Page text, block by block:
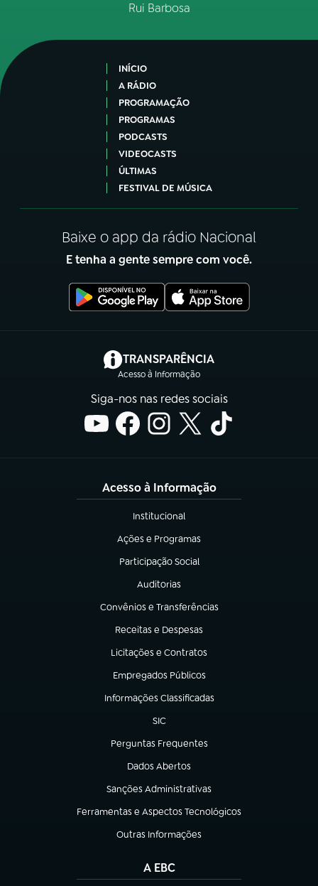
Rui Barbosa
INÍCIO
A RÁDIO
PROGRAMAÇÃO
PROGRAMAS
PODCASTS
VIDEOCASTS
ÚLTIMAS
FESTIVAL DE MÚSICA
Baixe o app da rádio Nacional
E tenha a gente sempre com você.
TRANSPARÊNCIA
Acesso à Informação
(abre em nova aba)
Siga-nos nas redes sociais
Acesso à Informação
Institucional
(abre em nova aba)
Ações e Programas
(abre em nova aba)
Participação Social
(abre em nova aba)
Auditorias
(abre em nova aba)
Convênios e Transferências
(abre em nova aba)
Receitas e Despesas
(abre em nova aba)
Licitações e Contratos
(abre em nova aba)
Empregados Públicos
(abre em nova aba)
Informações Classificadas
(abre em nova aba)
SIC
(abre em nova aba)
Perguntas Frequentes
(abre em nova aba)
Dados Abertos
(abre em nova aba)
Sanções Administrativas
(abre em nova aba)
Ferramentas e Aspectos Tecnológicos
(abre em nova aba)
Outras Informações
(abre em nova aba)
A EBC